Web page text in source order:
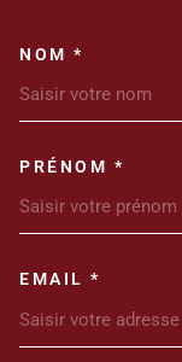
NOM *
PRÉNOM *
EMAIL *